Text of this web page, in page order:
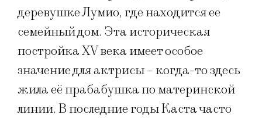
деревушке Лумио, где находится ее
семейный дом. Эта историческая
постройка XV века имеет особое
значение для актрисы – когда-то здесь
жила её прабабушка по материнской
линии. В последние годы Каста часто